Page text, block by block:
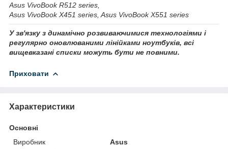
Asus VivoBook R512 series,
Asus VivoBook X451 series, Asus VivoBook X551 series
У зв'язку з динамічно розвиваючимися технологіями і
регулярно оновлюваними лінійками ноутбуків, всі
вищевказані списки можуть бути не повними.
Приховати
Характеристики
Основні
Виробник
Asus